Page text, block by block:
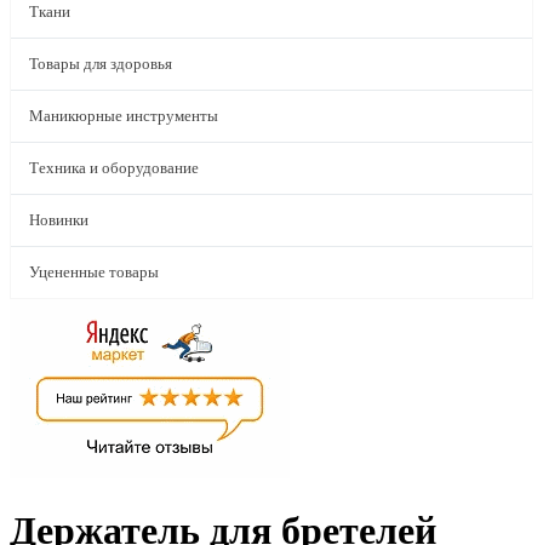
Ткани
Товары для здоровья
Маникюрные инструменты
Техника и оборудование
Новинки
Уцененные товары
Держатель для бретелей